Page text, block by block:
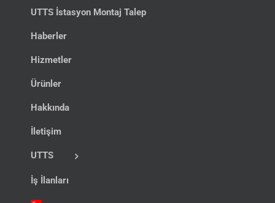
UTTS İstasyon Montaj Talep
Haberler
Hizmetler
Ürünler
Hakkında
İletişim
UTTS
İş İlanları